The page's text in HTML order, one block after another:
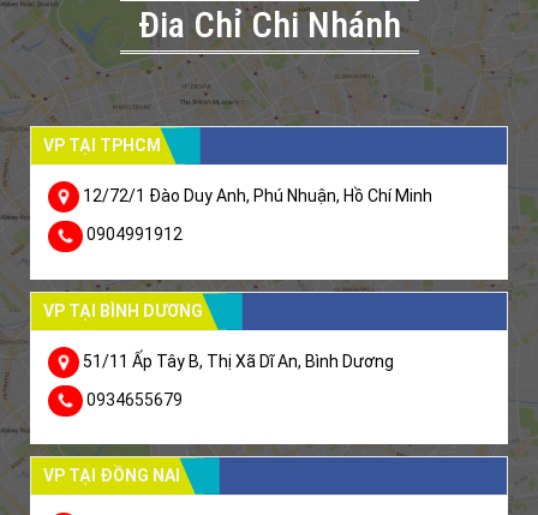
Đia Chỉ Chi Nhánh
VP TẠI TPHCM
12/72/1 Đào Duy Anh, Phú Nhuận, Hồ Chí Minh
0904991912
VP TẠI BÌNH DƯƠNG
51/11 Ấp Tây B, Thị Xã Dĩ An, Bình Dương
0934655679
VP TẠI ĐỒNG NAI